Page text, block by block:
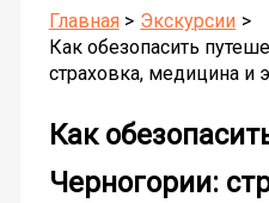
Главная
Экскурсии
Как обезопасить
страховка, медицина и
Как
Черногории: